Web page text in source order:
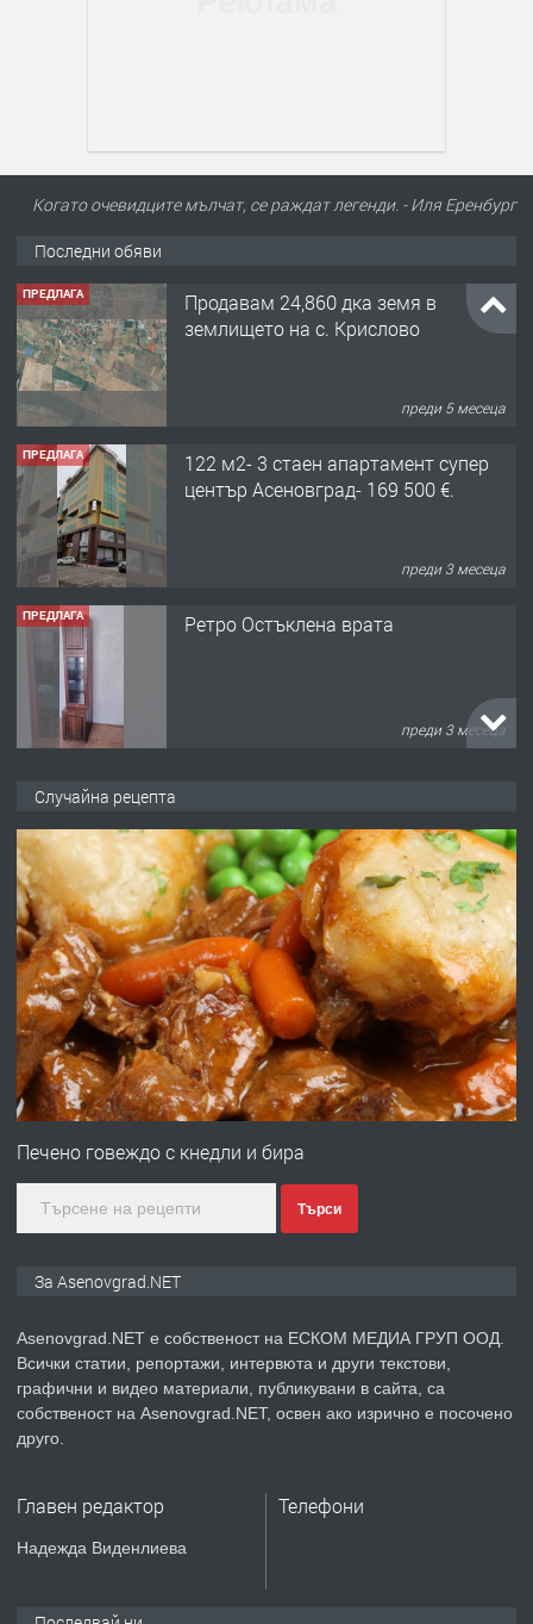
Когато очевидците мълчат, се раждат легенди. - Иля Еренбург
Последни обяви
ПРЕДЛАГА
Продавам 24,860 дка земя в
землището на с. Крислово
преди 5 месеца
ПРЕДЛАГА
122 м2- 3 стаен апартамент супер
център Асеновград- 169 500 €.
преди 3 месеца
ПРЕДЛАГА Ретро Остъклена врата
преди 3 месеца
преди 10 месеца
ПРЕДЛАГА
Професионална броячна машина -
със сертификат от ЕЦБ
преди 1 година
ПРЕДЛАГА
Професионална зеленчукорезачка
преди 2 години
ПРЕДЛАГА
Давам индивидуалани уроци по
ремонт на покриви
Случайна рецепта
Печено говеждо с кнедли и бира
Търси
За Asenovgrad.NET
Asenovgrad.NET е собственост на ЕСКОМ МЕДИА ГРУП ООД.
Всички статии, репортажи, интервюта и други текстови,
графични и видео материали, публикувани в сайта, са
собственост на Asenovgrad.NET, освен ако изрично е посочено
друго.
Главен редактор
Надежда Виденлиева
Телефони